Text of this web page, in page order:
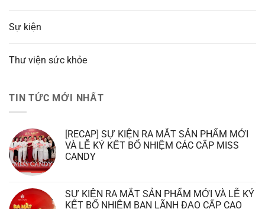
Sự kiện
Thư viện sức khỏe
TIN TỨC MỚI NHẤT
[RECAP] SỰ KIỆN RA MẮT SẢN PHẨM MỚI
VÀ LỄ KÝ KẾT BỔ NHIỆM CÁC CẤP MISS
CANDY
SỰ KIỆN RA MẮT SẢN PHẨM MỚI VÀ LỄ KÝ
KẾT BỔ NHIỆM BAN LÃNH ĐẠO CẤP CAO